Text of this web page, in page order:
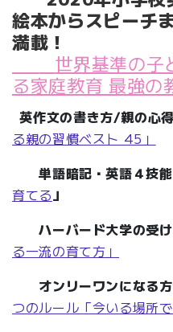
絵本からスピーチ
満載！
世界基準の子
る家庭教育 最強の
英作文の書き方/親の心
る親の習慣ベスト 45」
単語暗記・英語４技能
育てる」
ハーバード大学の受け
る一流の育て方」
オンリーワンになる
つのルール「今いる場所